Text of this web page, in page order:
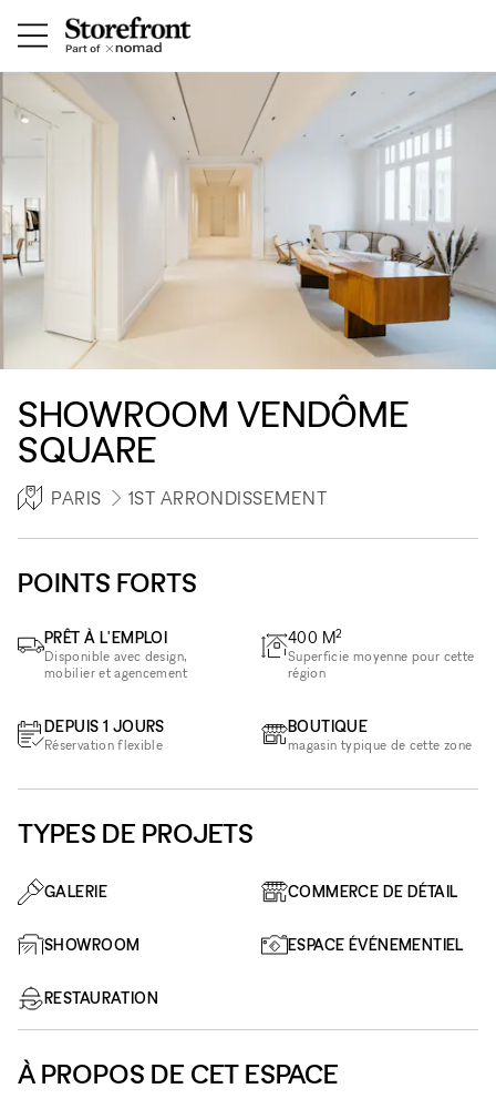
SHOWROOM VENDÔME
SQUARE
PARIS 1ST ARRONDISSEMENT
POINTS FORTS
PRÊT À L'EMPLOI
Disponible avec design,
mobilier et agencement
DEPUIS 1 JOURS
Réservation flexible
400 M2
Superficie moyenne pour cette
région
BOUTIQUE
magasin typique de cette zone
TYPES DE PROJETS
GALERIE COMMERCE DE DÉTAIL
SHOWROOM ESPACE ÉVÉNEMENTIEL
RESTAURATION
À PROPOS DE CET ESPACE